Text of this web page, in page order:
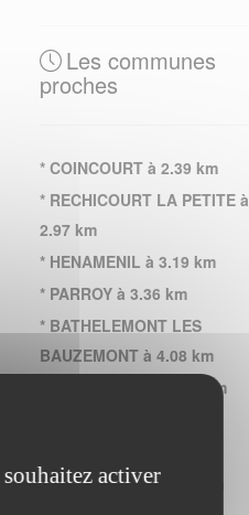
Les communes
proches
* COINCOURT à 2.39 km
* RECHICOURT LA PETITE à
2.97 km
* HENAMENIL à 3.19 km
* PARROY à 3.36 km
* BATHELEMONT LES
BAUZEMONT à 4.08 km
* MOUACOURT à 4.11 km
* ARRACOURT à 4.36 km
activer